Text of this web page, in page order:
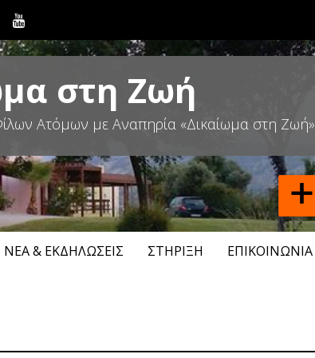
στη Ζωή
Ατόμων με Αναπηρία «Δικαίωμα στη Ζωή»
ΝΈΑ & ΕΚΔΗΛΏΣΕΙΣ ΣΤΉΡΙΞΗ ΕΠΙΚΟΙΝΩΝΊΑ